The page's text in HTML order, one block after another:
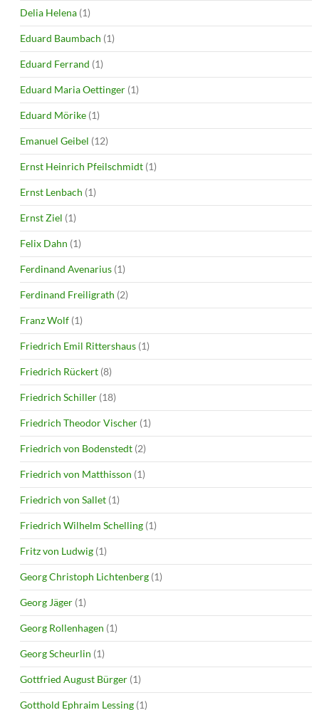
Delia Helena (1)
Eduard Baumbach (1)
Eduard Ferrand (1)
Eduard Maria Oettinger (1)
Eduard Mörike (1)
Emanuel Geibel (12)
Ernst Heinrich Pfeilschmidt (1)
Ernst Lenbach (1)
Ernst Ziel (1)
Felix Dahn (1)
Ferdinand Avenarius (1)
Ferdinand Freiligrath (2)
Franz Wolf (1)
Friedrich Emil Rittershaus (1)
Friedrich Rückert (8)
Friedrich Schiller (18)
Friedrich Theodor Vischer (1)
Friedrich von Bodenstedt (2)
Friedrich von Matthisson (1)
Friedrich von Sallet (1)
Friedrich Wilhelm Schelling (1)
Fritz von Ludwig (1)
Georg Christoph Lichtenberg (1)
Georg Jäger (1)
Georg Rollenhagen (1)
Georg Scheurlin (1)
Gottfried August Bürger (1)
Gotthold Ephraim Lessing (1)